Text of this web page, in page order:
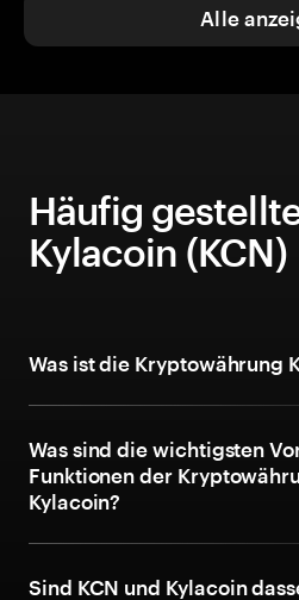
Alle
Häufig
Kylacoin (KCN)
Was ist die Kryptowährung
Was sind die wichtigsten
Funktionen der
Kylacoin?
Sind KCN und Kylacoin